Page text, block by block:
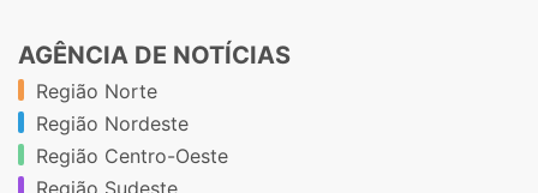
AGÊNCIA DE NOTÍCIAS
Região Norte
Região Nordeste
Região Centro-Oeste
Região Sudeste